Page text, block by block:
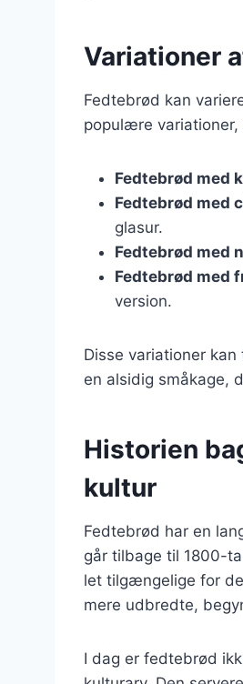
Variationer
Fedtebrød kan
populære variationer,
Fedtebrød med
Fedtebrød med
glasur.
Fedtebrød med
Fedtebrød med
version.
Disse variationer
en alsidig småkage,
Historien
kultur
Fedtebrød har en
går tilbage til 1800-
let tilgængelige for
mere udbredte,
I dag er fedtebrød